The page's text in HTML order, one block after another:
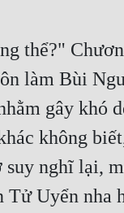
thể?"
làm Bùi
gây khó
không
suy nghĩ lại,
Tử Uyển nha